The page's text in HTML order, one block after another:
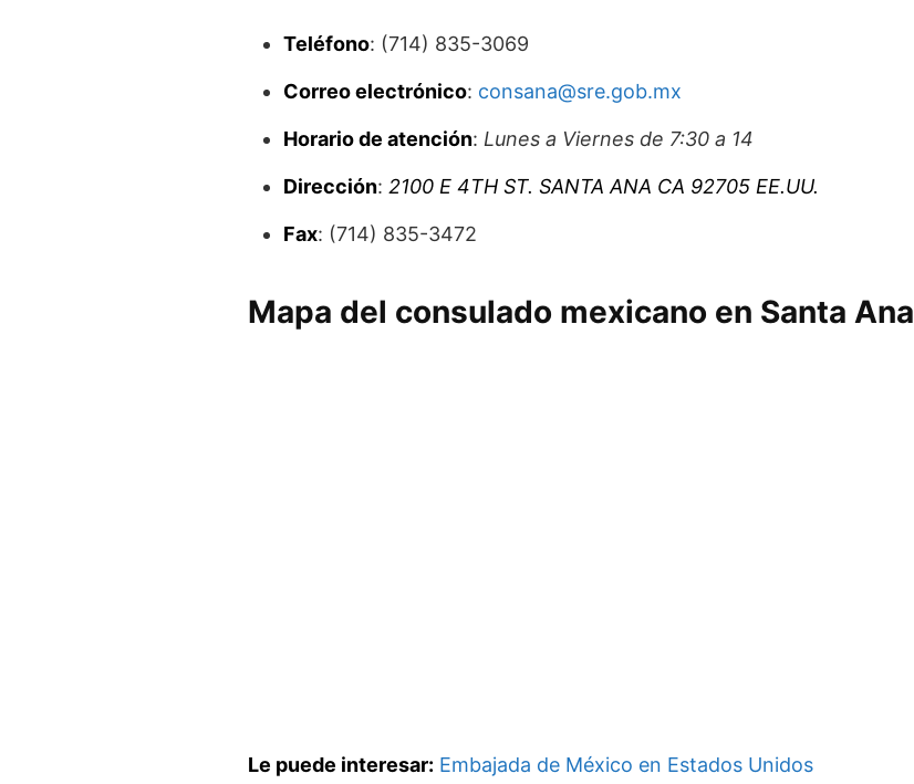
Teléfono: (714) 835-3069
Correo electrónico: consana@sre.gob.mx
Horario de atención: Lunes a Viernes de 7:30 a 14
Dirección: 2100 E 4TH ST. SANTA ANA CA 92705 EE.UU.
Fax: (714) 835-3472
Mapa del consulado mexicano en Santa Ana
Le puede interesar: Embajada de México en Estados Unidos